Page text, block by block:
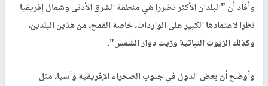
وأفاد أن "البلدان الأكثر تضررا هي منطقة الشرق الأدنى وشمال إفريقيا
نظرا لاعتمادها الكبير على الواردات، خاصة القمح، من هذين البلدين،
وكذلك الزيوت النباتية وزيت دوار الشمس".
وأوضح أن بعض الدول في جنوب الصحراء الإفريقية وآسيا، مثل